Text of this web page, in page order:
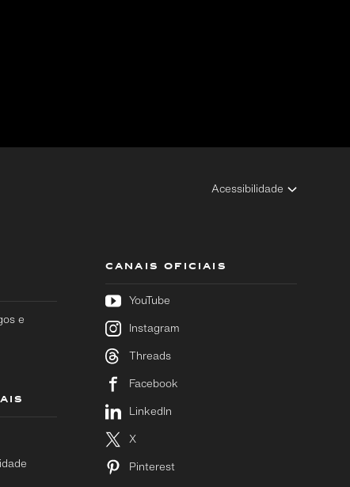
Acessibilidade
e
CANAIS OFICIAIS
YouTube
Instagram
Threads
Facebook
LinkedIn
X
Pinterest